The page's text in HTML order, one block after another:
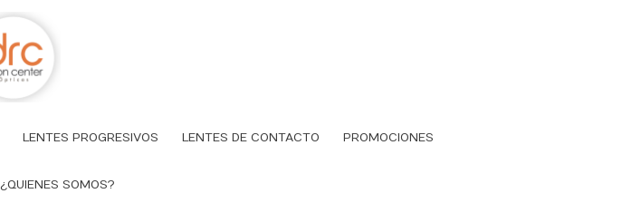
LENTES PROGRESIVOS LENTES DE CONTACTO PROMOCIONES
¿QUIENES SOMOS?